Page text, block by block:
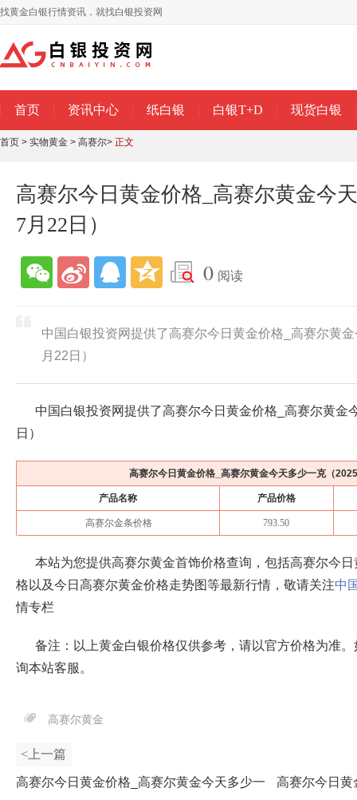
找黄金白银行情资讯，就找白银投资网
首页 资讯中心 纸白银 白银T+D 现货白银
首页 > 实物黄金 > 高赛尔> 正文
高赛尔今日黄金价格_高赛尔黄金今
7月22日）
0 阅读
中国白银投资网提供了高赛尔今日黄金价格_高赛尔黄
月22日）
中国白银投资网提供了高赛尔今日黄金价格_高赛尔黄金
日 ）
高赛尔今日黄金价格_高赛尔黄金今天多少一克（
产品名称 产品价格
高赛尔金条价格 793.50
本站为您提供高赛尔黄金首饰价格查询，包括高赛尔今
格以及今日高赛尔黄金价格走势图等最新行情，敬请关注中
情专栏
备注：以上黄金白银价格仅供参考，请以官方价格为准
询本站客服。
高赛尔黄金
<上一篇
高赛尔今日黄金价格_高赛尔黄金今天多少一 高赛尔今日黄